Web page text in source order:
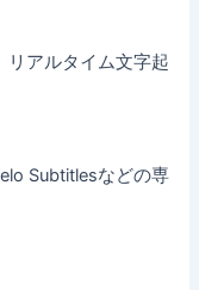
リアルタイム文字起
Subtitlesなどの専